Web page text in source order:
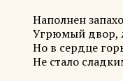
Наполнен
Угрюмый двор,
Но в сердце
Не стало